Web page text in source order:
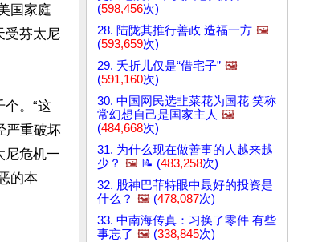
国家庭
受芬太尼
。“这
严重破坏
尼危机一
的本
(598,456次)
28. 陆陇其推行善政 造福一方 🖼️
(593,659次)
29. 夭折儿仅是“借宅子” 🖼️
(591,160次)
30. 中国网民选韭菜花为国花 笑称
常幻想自己是国家主人 🖼️
(484,668次)
31. 为什么现在做善事的人越来越
少？ 🖼️ 📝 (483,258次)
32. 股神巴菲特眼中最好的投资是
什么？ 🖼️ (478,087次)
33. 中南海传真：习换了零件 有些
事忘了 🖼️ (338,845次)